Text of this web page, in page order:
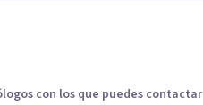
con los que puedes contactar